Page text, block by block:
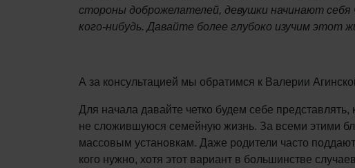
стороны доброжелателей, девушки начинают
кого-нибудь. Давайте более глубоко изучим
А за консультацией мы обратимся к Валерии
Для начала давайте четко будем себе
не сложившуюся семейную жизнь. За всеми этими
массовым установкам. Даже родители часто
кого нужно, хотя этот вариант в большинстве